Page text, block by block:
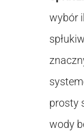
wybór
prosty
wody